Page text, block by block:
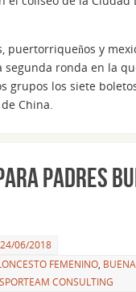
puertorriqueños y
segunda ronda en la
grupos los siete
China.
padres
24/06/2018
FEMENINO,
SPORTEAM CONSULTING